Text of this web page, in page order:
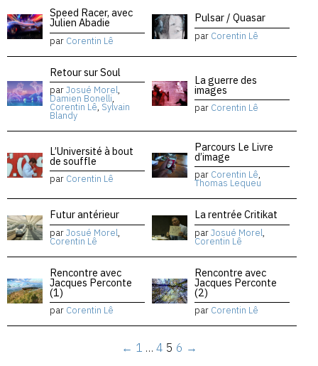
Speed Racer, avec
Julien Abadie
par Corentin Lê
Pulsar / Quasar
par Corentin Lê
Retour sur Soul
parJosué Morel,
Damien Bonelli,
Corentin Lê, Sylvain
Blandy
La guerre des
images
par Corentin Lê
L’Université à bout
de souffle
par Corentin Lê
Parcours Le Livre
d’image
par Corentin Lê,
Thomas Lequeu
Futur antérieur
parJosué Morel,
Corentin Lê
La rentrée Critikat
parJosué Morel,
Corentin Lê
Rencontre avec
Jacques Perconte
(1)
par Corentin Lê
Rencontre avec
Jacques Perconte
(2)
par Corentin Lê
← 1 … 4 5 6 →